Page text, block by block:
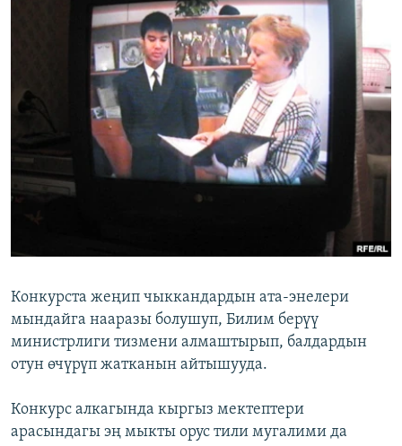
Конкурста жеңип чыккандардын ата-энелери
мындайга нааразы болушуп, Билим берүү
министрлиги тизмени алмаштырып, балдардын
отун өчүрүп жатканын айтышууда.
Конкурс алкагында кыргыз мектептери
арасындагы эң мыкты орус тили мугалими да